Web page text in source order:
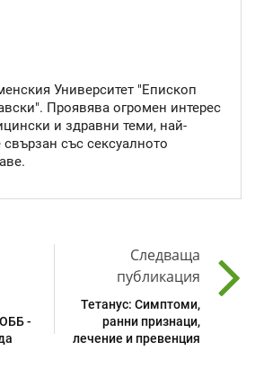
Университет "Епископ
Проявява огромен интерес
и здравни теми, най-
със сексуалното
-
Следваща
публикация
Тетанус: Симптоми,
ранни признаци,
лечение и превенция